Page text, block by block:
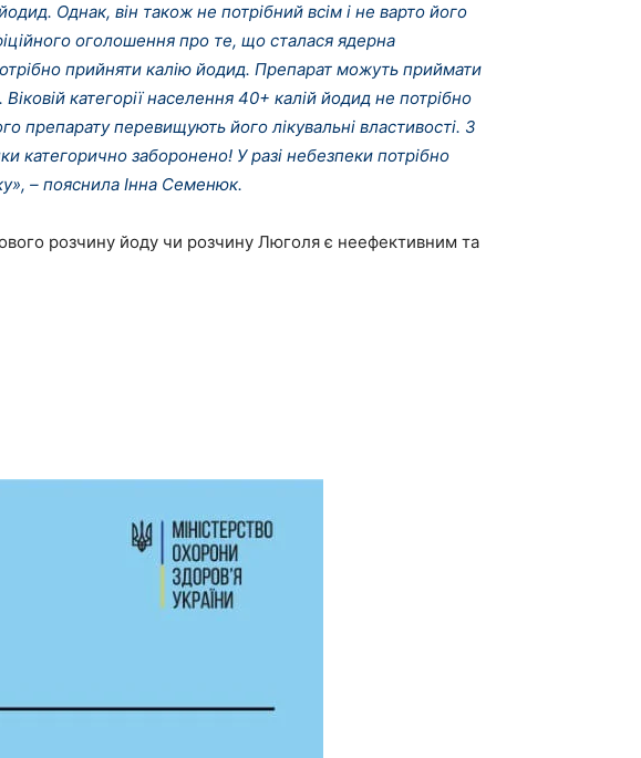
Однак, він також не потрібний всім і не варто його
оголошення про те, що сталася ядерна
прийняти калію йодид. Препарат можуть приймати
Віковій категорії населення 40+ калій йодид не потрібно
препарату перевищують його лікувальні властивості. З
категорично заборонено! У разі небезпеки потрібно
– пояснила Інна Семенюк.
розчину йоду чи розчину Люголя є неефективним та